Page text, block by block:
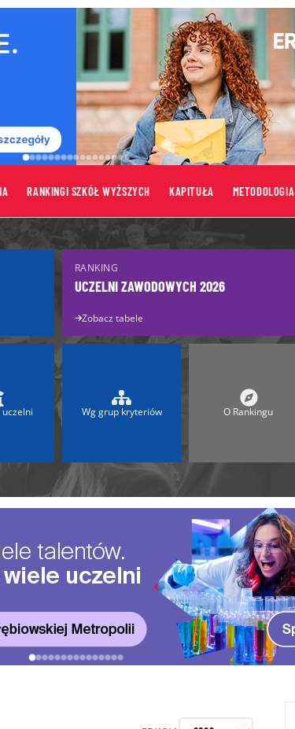
RANKINGI SZKÓŁ WYŻSZYCH KAPITUŁA METODOLOGIA
Ranking Szkół Olimpijskich
RANKING
UCZELNI ZAWODOWYCH 2026
Zobacz tabele
Wg grup kryteriów O Rankingu